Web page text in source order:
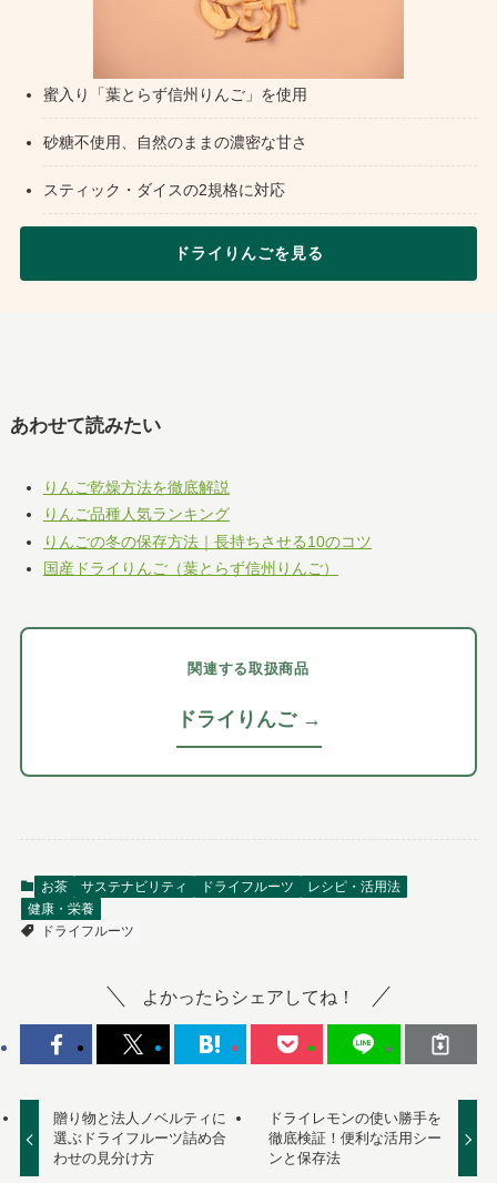
蜜入り「葉とらず信州りんご」を使用
砂糖不使用、自然のままの濃密な甘さ
スティック・ダイスの2規格に対応
ドライりんごを見る
あわせて読みたい
りんご乾燥方法を徹底解説
りんご品種人気ランキング
りんごの冬の保存方法｜長持ちさせる10のコツ
国産ドライりんご（葉とらず信州りんご）
関連する取扱商品
ドライりんご →
お茶 サステナビリティ ドライフルーツ
レシピ・活用法
健康・栄養
ドライフルーツ
よかったらシェアしてね！
贈り物と法人ノベルティに
選ぶドライフルーツ詰め合
わせの見分け方
ドライレモンの使い勝手を
徹底検証！便利な活用シー
ンと保存法